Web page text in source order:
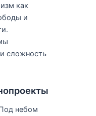
как
и
сложность
небом